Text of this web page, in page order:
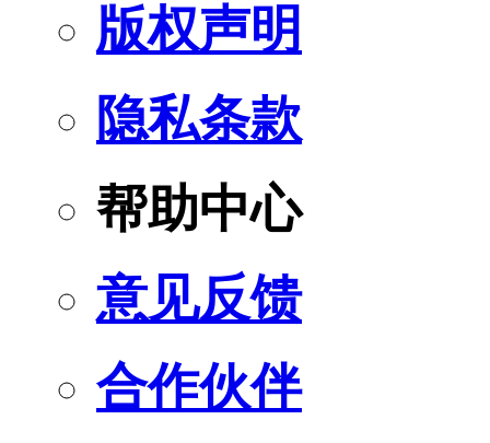
版权声明
隐私条款
帮助中心
意见反馈
合作伙伴